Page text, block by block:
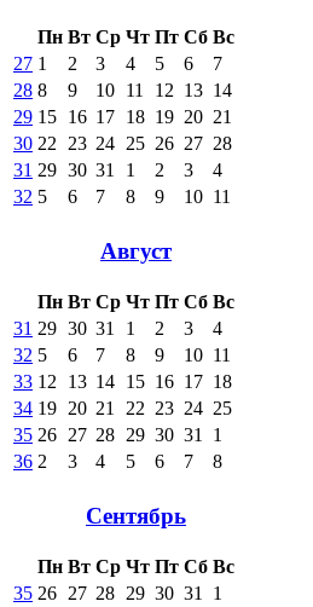
Пн Вт Ср Чт Пт Сб Вс
27 1 2 3 4 5 6
7
28 8 9 10 11 12 13 14
29 15 16 17 18 19 20 21
30 22 23 24 25 26 27 28
31 29 30 31 1 2 3
4
32 5 6 7 8 9 10 11
Август
Пн Вт Ср Чт Пт Сб Вс
31 29 30 31 1 2 3
4
32 5 6 7 8 9 10 11
33 12 13 14 15 16 17 18
34 19 20 21 22 23 24 25
35 26 27 28 29 30 31
1
36 2 3 4 5 6 7 8
Сентябрь
Пн Вт Ср Чт Пт Сб Вс
35 26 27 28 29 30 31
1